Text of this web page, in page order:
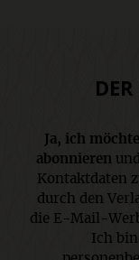
Ja, ich
abonnieren
Kontaktdaten
durch den
die E-Mail-
Ich